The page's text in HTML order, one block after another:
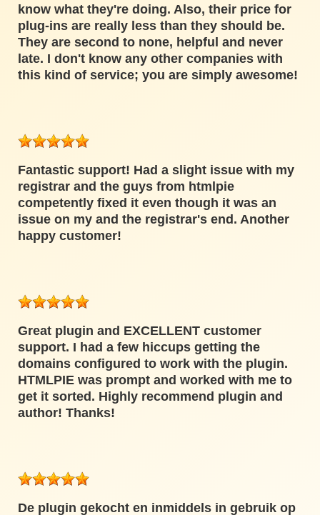
know what they're doing. Also, their price for
plug-ins are really less than they should be.
They are second to none, helpful and never
late. I don't know any other companies with
this kind of service; you are simply awesome!
Fantastic support! Had a slight issue with my
registrar and the guys from htmlpie
competently fixed it even though it was an
issue on my and the registrar's end. Another
happy customer!
Great plugin and EXCELLENT customer
support. I had a few hiccups getting the
domains configured to work with the plugin.
HTMLPIE was prompt and worked with me to
get it sorted. Highly recommend plugin and
author! Thanks!
De plugin gekocht en inmiddels in gebruik op